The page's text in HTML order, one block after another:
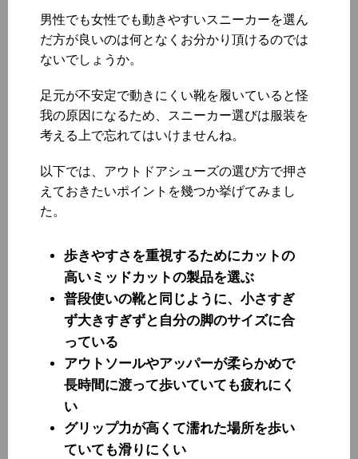
男性でも女性でも動きやすいスニーカーを選ん
だ方が良いのは何となくお分かり頂けるのでは
ないでしょうか。
足元が不安定で動きにくい靴を履いていると怪
我の原因になるため、スニーカー選びは服装を
考える上で忘れてはいけませんね。
以下では、アウトドアシューズの選び方で押さ
えておきたいポイントを幾つか挙げてみまし
た。
歩きやすさを重視するためにカットの
高いミッドカットの製品を選ぶ
普段使いの靴と同じように、小さすぎ
ず大きすぎずと自分の脚のサイズに合
っている
アウトソールやアッパーが柔らかめで
長時間に渡って歩いていても疲れにく
い
グリップ力が高くて濡れた場所を歩い
ていても滑りにくい